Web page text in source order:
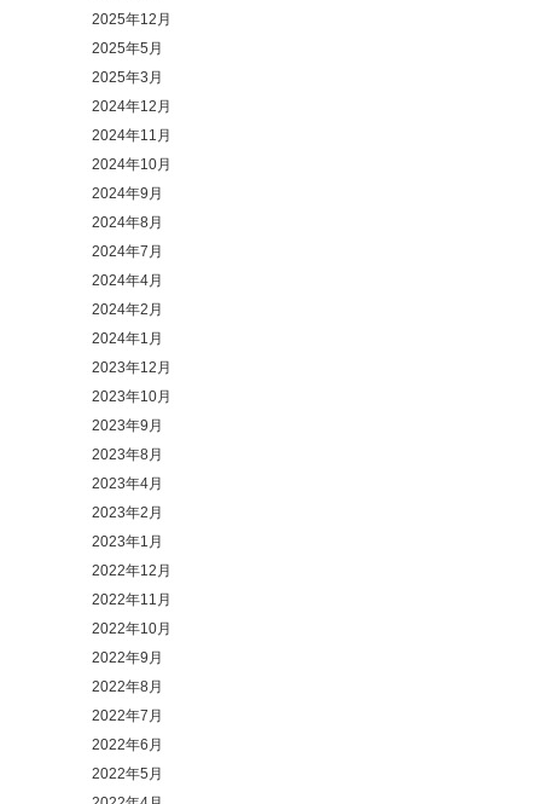
2025年12月
2025年5月
2025年3月
2024年12月
2024年11月
2024年10月
2024年9月
2024年8月
2024年7月
2024年4月
2024年2月
2024年1月
2023年12月
2023年10月
2023年9月
2023年8月
2023年4月
2023年2月
2023年1月
2022年12月
2022年11月
2022年10月
2022年9月
2022年8月
2022年7月
2022年6月
2022年5月